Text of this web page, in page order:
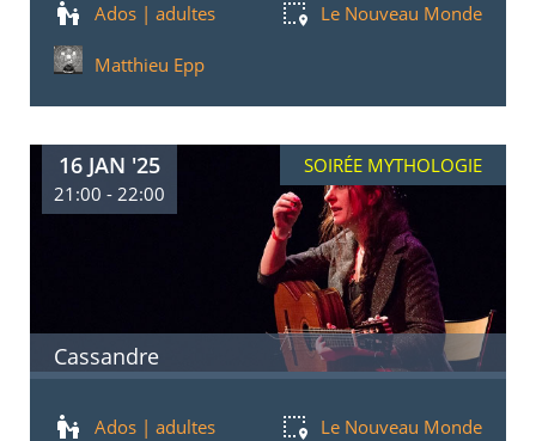
Ados | adultes Le Nouveau Monde
Matthieu Epp
Cassandre
16 JAN '25
21:00 - 22:00
SOIRÉE MYTHOLOGIE
Ados | adultes Le Nouveau Monde